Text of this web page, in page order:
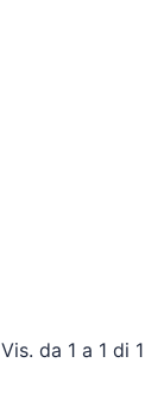
Vis. da 1 a 1 di